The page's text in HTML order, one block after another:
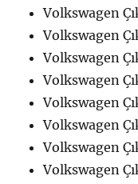
Volkswagen
Volkswagen
Volkswagen
Volkswagen
Volkswagen
Volkswagen
Volkswagen
Volkswagen